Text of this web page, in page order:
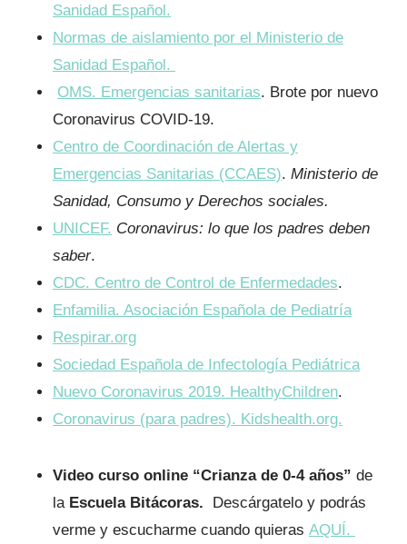
Sanidad Español.
Normas de aislamiento por el Ministerio de
Sanidad Español.
OMS. Emergencias sanitarias. Brote por nuevo
Coronavirus COVID-19.
Centro de Coordinación de Alertas y
Emergencias Sanitarias (CCAES). Ministerio de
Sanidad, Consumo y Derechos sociales.
UNICEF. Coronavirus: lo que los padres deben
saber.
CDC. Centro de Control de Enfermedades.
Enfamilia. Asociación Española de Pediatría
Respirar.org
Sociedad Española de Infectología Pediátrica
Nuevo Coronavirus 2019. HealthyChildren.
Coronavirus (para padres). Kidshealth.org.
Video curso online “Crianza de 0-4 años” de
laEscuela Bitácoras. Descárgatelo y podrás
verme y escucharme cuando quieras AQUÍ.